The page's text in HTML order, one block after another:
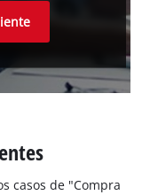
casos de "Compra